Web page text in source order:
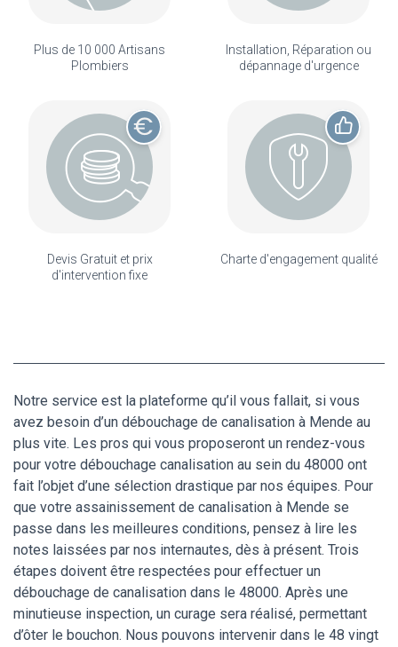
Plus de 10 000 Artisans
Plombiers
Installation, Réparation ou
dépannage d'urgence
Devis Gratuit et prix
d'intervention fixe
Charte d'engagement qualité
Notre service est la plateforme qu’il vous fallait, si vous
avez besoin d’un débouchage de canalisation à Mende au
plus vite. Les pros qui vous proposeront un rendez-vous
pour votre débouchage canalisation au sein du 48000 ont
fait l’objet d’une sélection drastique par nos équipes. Pour
que votre assainissement de canalisation à Mende se
passe dans les meilleures conditions, pensez à lire les
notes laissées par nos internautes, dès à présent. Trois
étapes doivent être respectées pour effectuer un
débouchage de canalisation dans le 48000. Après une
minutieuse inspection, un curage sera réalisé, permettant
d’ôter le bouchon. Nous pouvons intervenir dans le 48 vingt